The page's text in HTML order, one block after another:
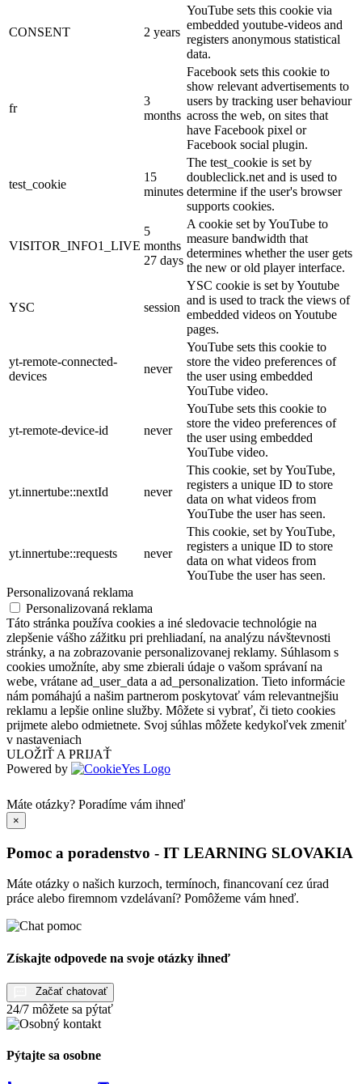
CONSENT 2 years
YouTube sets this cookie via
embedded youtube-videos and
registers anonymous statistical
data.
fr
3
months
Facebook sets this cookie to
show relevant advertisements to
users by tracking user behaviour
across the web, on sites that
have Facebook pixel or
Facebook social plugin.
test_cookie
15
minutes
The test_cookie is set by
doubleclick.net and is used to
determine if the user's browser
supports cookies.
VISITOR_INFO1_LIVE
5
months
27 days
A cookie set by YouTube to
measure bandwidth that
determines whether the user gets
the new or old player interface.
YSC session
YSC cookie is set by Youtube
and is used to track the views of
embedded videos on Youtube
pages.
yt-remote-connected-
devices
never
YouTube sets this cookie to
store the video preferences of
the user using embedded
YouTube video.
yt-remote-device-id never
YouTube sets this cookie to
store the video preferences of
the user using embedded
YouTube video.
yt.innertube::nextId never
This cookie, set by YouTube,
registers a unique ID to store
data on what videos from
YouTube the user has seen.
yt.innertube::requests never
This cookie, set by YouTube,
registers a unique ID to store
data on what videos from
YouTube the user has seen.
Personalizovaná reklama
Personalizovaná reklama
Táto stránka používa cookies a iné sledovacie technológie na
zlepšenie vášho zážitku pri prehliadaní, na analýzu návštevnosti
stránky, a na zobrazovanie personalizovanej reklamy. Súhlasom s
cookies umožníte, aby sme zbierali údaje o vašom správaní na
webe, vrátane ad_user_data a ad_personalization. Tieto informácie
nám pomáhajú a našim partnerom poskytovať vám relevantnejšiu
reklamu a lepšie online služby. Môžete si vybrať, či tieto cookies
prijmete alebo odmietnete. Svoj súhlas môžete kedykoľvek zmeniť
v nastaveniach
ULOŽIŤ A PRIJAŤ
Powered by
Máte otázky? Poradíme vám ihneď
×
Pomoc a poradenstvo - IT LEARNING SLOVAKIA
Máte otázky o našich kurzoch, termínoch, financovaní cez úrad
práce alebo firemnom vzdelávaní? Pomôžeme vám hneď.
Získajte odpovede na svoje otázky ihneď
Začať chatovať
24/7 môžete sa pýtať
Pýtajte sa osobne